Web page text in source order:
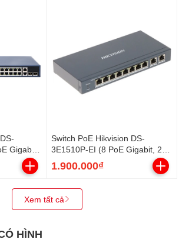
Gigabit,
125W)
Switch PoE Hikvision DS-
3E1510P-EI (8 PoE Gigabit, 2
uplink Gigabit, 110W)
1.900.000₫
Xem tất cả
HÌNH